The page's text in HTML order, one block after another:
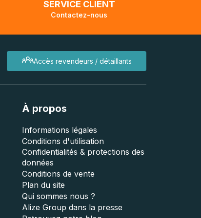
SERVICE CLIENT
Contactez-nous
Accès revendeurs / détaillants
À propos
Informations légales
Conditions d'utilisation
Confidentialités & protections des
données
Conditions de vente
Plan du site
Qui sommes nous ?
Alize Group dans la presse